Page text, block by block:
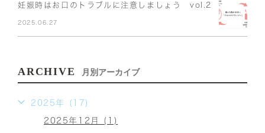
妊娠時はお口のトラブルに注意しましょう vol.2
2025.06.27
ARCHIVE 月別アーカイブ
2025年 (17)
2025年12月 (1)